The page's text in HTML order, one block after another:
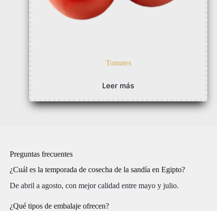
Tomates
Leer más
Preguntas frecuentes
¿Cuál es la temporada de cosecha de la sandía en Egipto?
De abril a agosto, con mejor calidad entre mayo y julio.
¿Qué tipos de embalaje ofrecen?